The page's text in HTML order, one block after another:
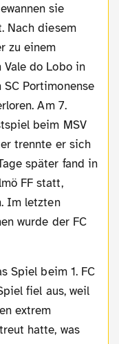
sie
Nach diesem
zu einem
do Lobo in
Portimonense
Am 7.
beim MSV
trennte er sich
später fand in
FF statt,
Im letzten
wurde der FC
fiel aus, weil
extrem
hatte, was